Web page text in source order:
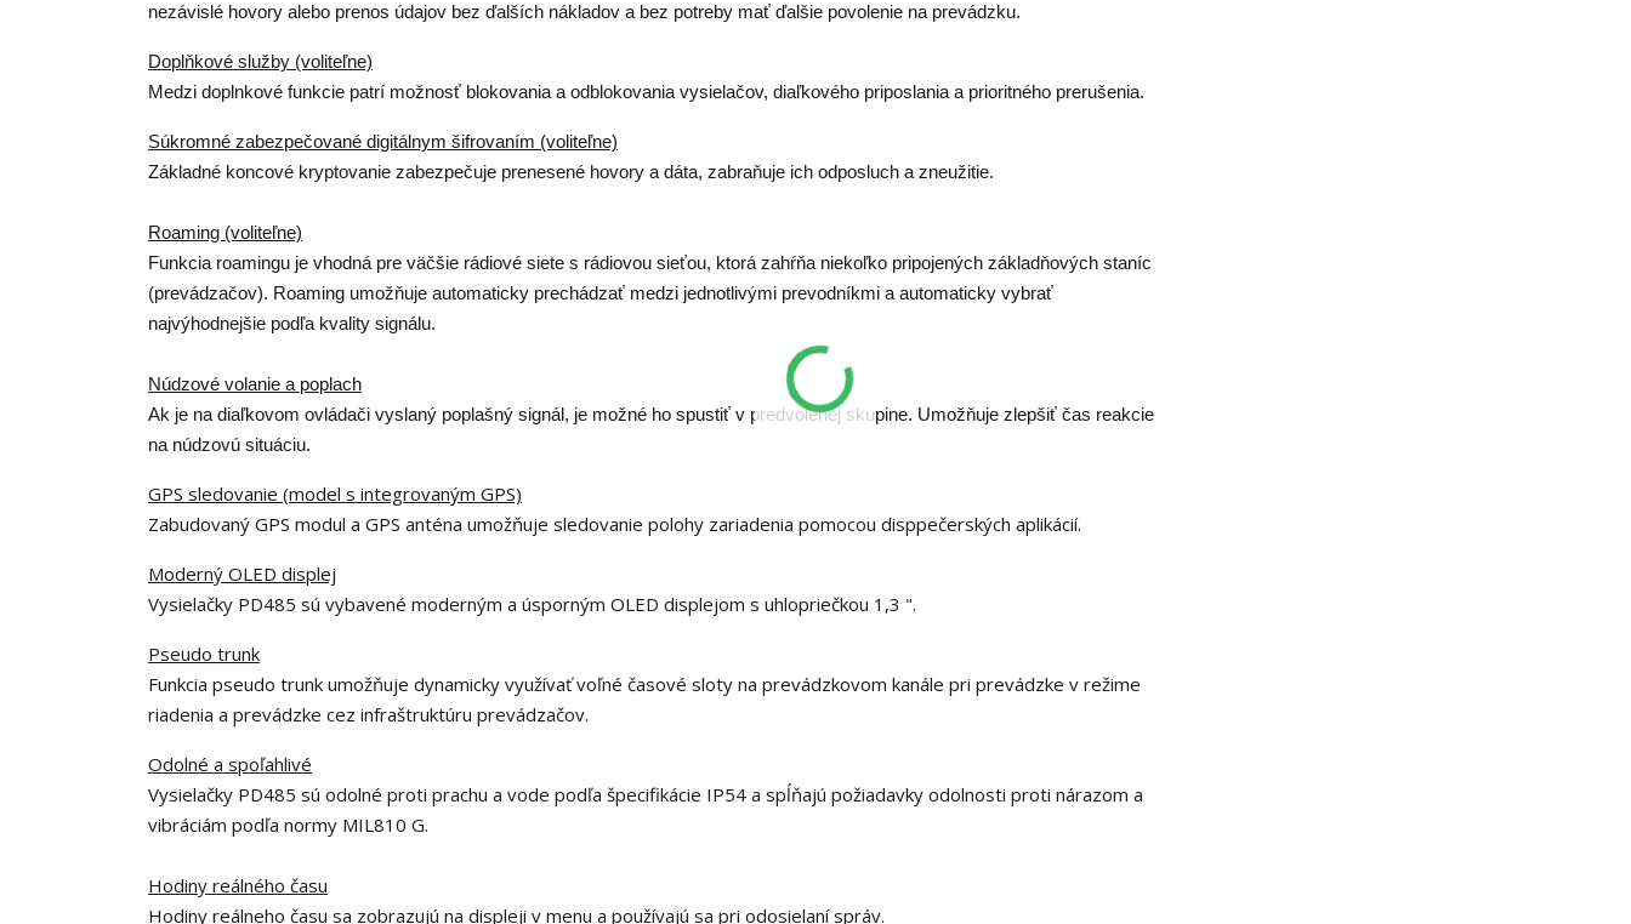
nezávislé hovory alebo prenos údajov bez ďalších nákladov a bez potreby mať ďalšie povolenie na prevádzku.
Doplňkové služby (voliteľne)
Medzi doplnkové funkcie patrí možnosť blokovania a odblokovania vysielačov, diaľkového priposlania a prioritného prerušenia.
Súkromné ​​zabezpečované digitálnym šifrovaním (voliteľne)
Základné koncové kryptovanie zabezpečuje prenesené hovory a dáta, zabraňuje ich odposluch a zneužitie.
Roaming (voliteľne)
Funkcia roamingu je vhodná pre väčšie rádiové siete s rádiovou sieťou, ktorá zahŕňa niekoľko pripojených základňových staníc
(prevádzačov). Roaming umožňuje automaticky prechádzať medzi jednotlivými prevodníkmi a automaticky vybrať
najvýhodnejšie podľa kvality signálu.
Núdzové volanie a poplach
Ak je na diaľkovom ovládači vyslaný poplašný signál, je možné ho spustiť v predvolenej skupine. Umožňuje zlepšiť čas reakcie
na núdzovú situáciu.
GPS sledovanie (model s integrovaným GPS)
Zabudovaný GPS modul a GPS anténa umožňuje sledovanie polohy zariadenia pomocou disppečerských aplikácií.
Moderný OLED displej
Vysielačky PD485 sú vybavené moderným a úsporným OLED displejom s uhlopriečkou 1,3 ".
Pseudo trunk
Funkcia pseudo trunk umožňuje dynamicky využívať voľné časové sloty na prevádzkovom kanále pri prevádzke v režime
riadenia a prevádzke cez infraštruktúru prevádzačov.
Odolné a spoľahlivé
Vysielačky PD485 sú odolné proti prachu a vode podľa špecifikácie IP54 a spĺňajú požiadavky odolnosti proti nárazom a
vibráciám podľa normy MIL810 G.
Hodiny reálného času
Hodiny reálneho času sa zobrazujú na displeji v menu a používajú sa pri odosielaní správ.